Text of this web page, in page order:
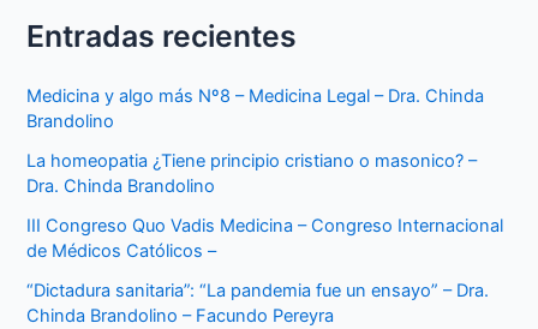
Entradas recientes
Medicina y algo más Nº8 – Medicina Legal – Dra. Chinda
Brandolino
La homeopatia ¿Tiene principio cristiano o masonico? –
Dra. Chinda Brandolino
III Congreso Quo Vadis Medicina – Congreso Internacional
de Médicos Católicos –
“Dictadura sanitaria”: “La pandemia fue un ensayo” – Dra.
Chinda Brandolino – Facundo Pereyra